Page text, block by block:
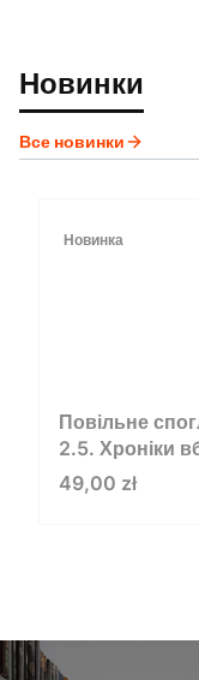
Новинки
Все новинки
Новинка
Повільне
2.5. Хроніки
Цена
49,00 zł